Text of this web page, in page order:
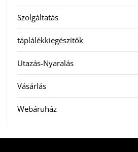
Szolgáltatás
táplálékkiegészítők
Utazás-Nyaralás
Vásárlás
Webáruház